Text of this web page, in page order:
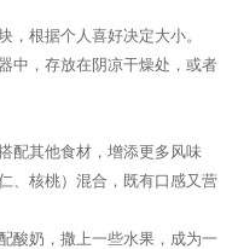
，根据个人喜好决定大小。
中，存放在阴凉干燥处，或者
配其他食材，增添更多风味
、核桃）混合，既有口感又营
酸奶，撒上一些水果，成为一